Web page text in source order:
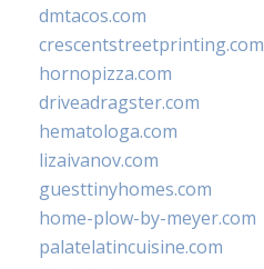
dmtacos.com
crescentstreetprinting.com
hornopizza.com
driveadragster.com
hematologa.com
lizaivanov.com
guesttinyhomes.com
home-plow-by-meyer.com
palatelatincuisine.com